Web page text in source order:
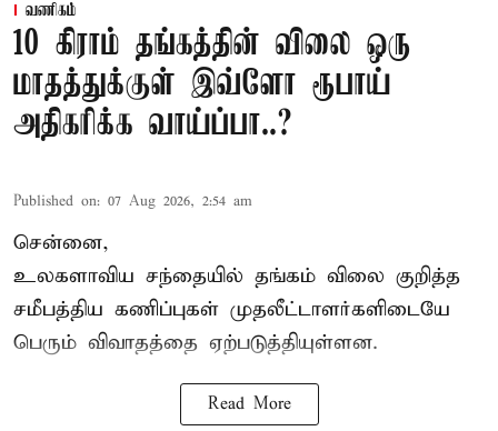
வணிகம்
10 கிராம் தங்கத்தின் விலை ஒரு
மாதத்துக்குள் இவ்ளோ ரூபாய்
அதிகரிக்க வாய்ப்பா..?
Published on: 07 Aug 2026, 2:54 am
சென்னை,
உலகளாவிய சந்தையில் தங்கம் விலை குறித்த
சமீபத்திய கணிப்புகள் முதலீட்டாளர்களிடையே
பெரும் விவாதத்தை ஏற்படுத்தியுள்ளன.
Read More